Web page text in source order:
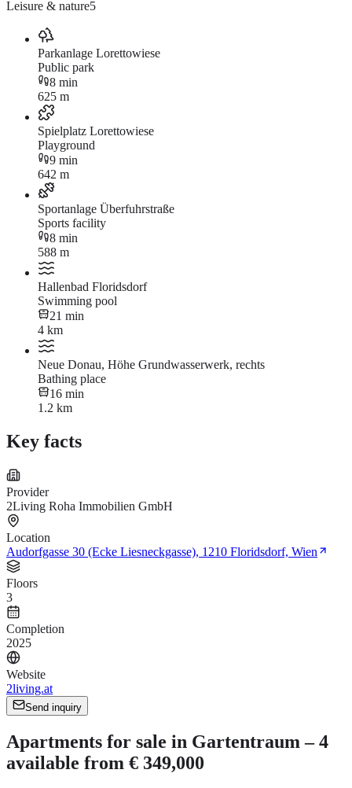
Leisure & nature5
Parkanlage Lorettowiese
Public park
8 min
625 m
Spielplatz Lorettowiese
Playground
9 min
642 m
Sportanlage Überfuhrstraße
Sports facility
8 min
588 m
Hallenbad Floridsdorf
Swimming pool
21 min
4 km
Neue Donau, Höhe Grundwasserwerk, rechts
Bathing place
16 min
1.2 km
Key facts
Provider
2Living Roha Immobilien GmbH
Location
Audorfgasse 30 (Ecke Liesneckgasse), 1210 Floridsdorf, Wien
Floors
3
Completion
2025
Website
2living.at
Send inquiry
Apartments for sale in Gartentraum – 4
available from € 349,000